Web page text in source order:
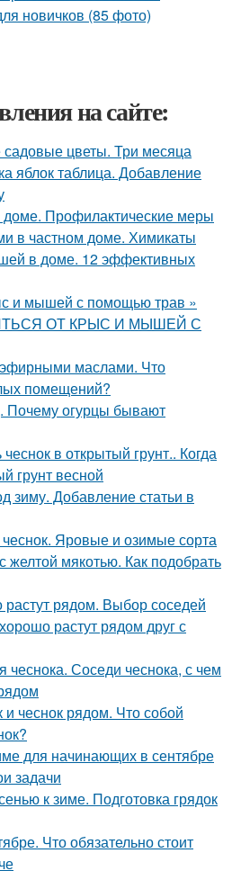
на сайте:
цветы. Три месяца
яблок таблица. Добавление
Профилактические меры
в частном доме. Химикаты
в доме. 12 эффективных
и мышей с помощью трав »
ОТ КРЫС И МЫШЕЙ С
маслами. Что
помещений?
Почему огурцы бывают
в открытый грунт.. Когда
грунт весной
зиму. Добавление статьи в
чеснок. Яровые и озимые сорта
желтой мякотью. Как подобрать
рядом. Выбор соседей
растут рядом друг с
чеснока. Соседи чеснока, с чем
чеснок рядом. Что собой
для начинающих в сентябре
задачи
к зиме. Подготовка грядок
Что обязательно стоит